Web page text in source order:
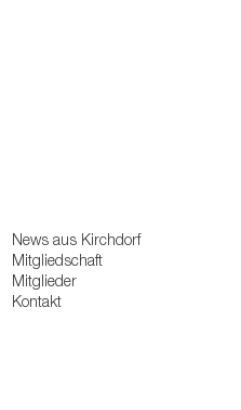
News aus Kirchdorf
Mitgliedschaft
Mitglieder
Kontakt